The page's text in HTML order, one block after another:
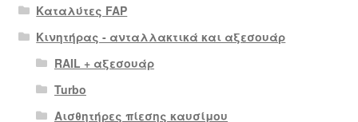
Καταλύτες FAP
Κινητήρας - ανταλλακτικά και αξεσουάρ
RAIL + αξεσουάρ
Turbo
Αισθητήρες πίεσης καυσίμου